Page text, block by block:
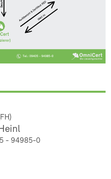
- 94985-0